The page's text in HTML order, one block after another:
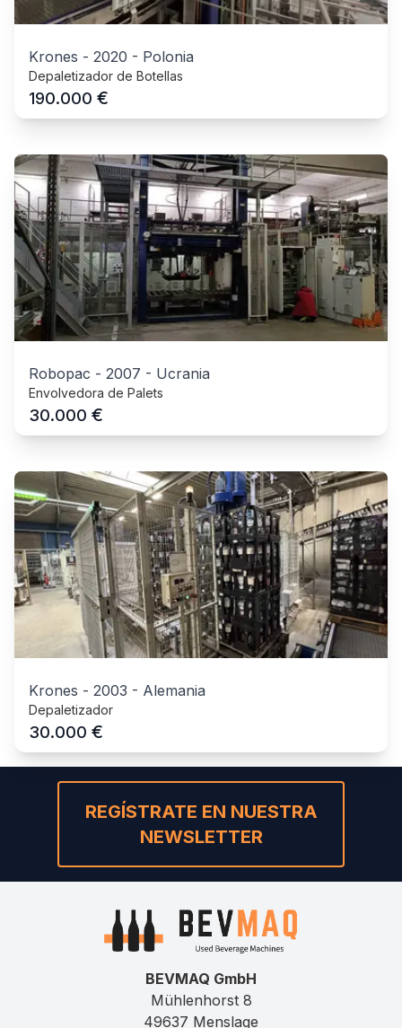
Krones - 2020 - Polonia
Depaletizador de Botellas
190.000 €
Robopac - 2007 - Ucrania
Envolvedora de Palets
30.000 €
Krones - 2003 - Alemania
Depaletizador
30.000 €
REGÍSTRATE EN NUESTRA
NEWSLETTER
BEVMAQ GmbH
Mühlenhorst 8
49637 Menslage